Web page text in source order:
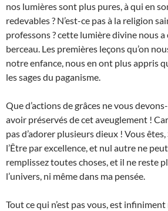
nos lumières sont plus pures, à qui en
redevables ? N’est-ce pas à la religion
professons ? cette lumière divine nous a
berceau. Les premières leçons qu’on
notre enfance, nous en ont plus appris
les sages du paganisme.
Que d’actions de grâces ne vous
avoir préservés de cet aveuglement !
pas d’adorer plusieurs dieux ! Vous
l’Être par excellence, et nul autre ne
remplissez toutes choses, et il ne reste
l’univers, ni même dans ma pensée.
Tout ce qui n’est pas vous, est